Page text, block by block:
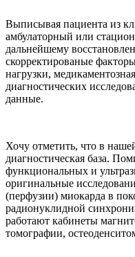
Выписывая пациента из
амбулаторный или
дальнейшему
скорректированые
нагрузки,
диагностических
данные.
Хочу отметить, что в
диагностическая база.
функциональных и
оригинальные
(перфузии) миокарда в
радионуклидной
работают кабинеты
томографии,